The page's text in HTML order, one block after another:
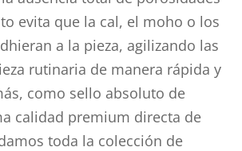
evita que la cal, el moho o los
a la pieza, agilizando las
rutinaria de manera rápida y
como sello absoluto de
calidad premium directa de
toda la colección de